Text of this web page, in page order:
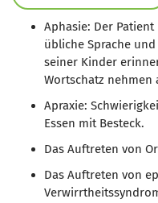
Aphasie: Der
übliche Sprache
seiner Kinder
Wortschatz nehmen
Apraxie:
Essen mit Besteck.
Das Auftreten von
Das Auftreten von